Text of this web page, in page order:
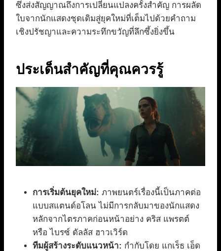
ซึ่งส่งสัญญาณถึงการเปลี่ยนแปลงครั้งสำคัญ การผลัด
ใบจากนักแสดงชุดเดิมสู่ยุคใหม่ที่เต็มไปด้วยคำถาม
เชิงปรัชญาและความระทึกขวัญที่ลึกซึ้งยิ่งขึ้น
ประเด็นสำคัญที่คุณควรรู้
การเริ่มต้นยุคใหม่: ภาพยนตร์เรื่องนี้เป็นภาคต่อ
แบบสแตนด์อโลน ไม่มีการกลับมาของนักแสดง
หลักจากไตรภาคก่อนหน้าอย่าง คริส แพรตต์
หรือ ไบรซ์ ดัลลัส ฮาวเวิร์ด
ทีมผู้สร้างระดับแนวหน้า: กำกับโดย แกเร็ธ เอ็ด